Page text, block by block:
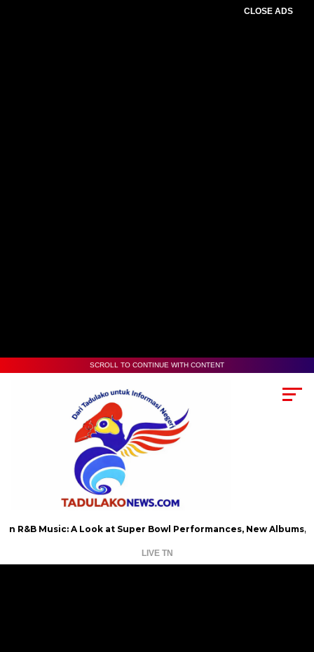
CLOSE ADS
SCROLL TO CONTINUE WITH CONTENT
A Look at Super Bowl Performances, New Albums, Rising
LIVE TN